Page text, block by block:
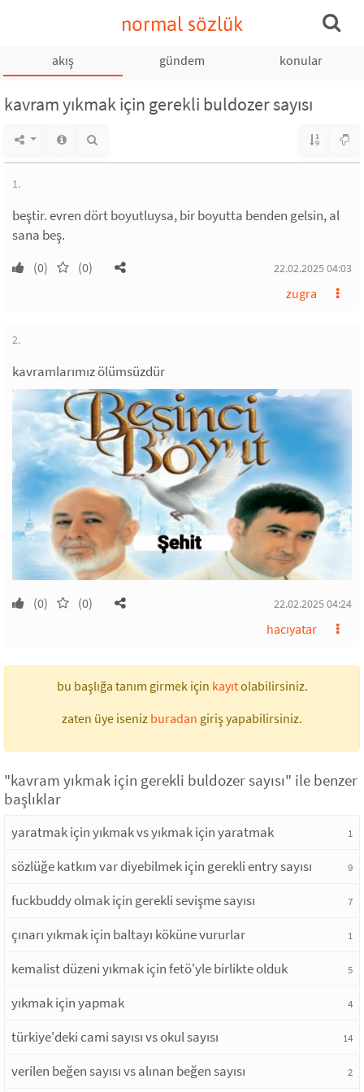
normal sözlük
akış gündem konular
kavram yıkmak için gerekli buldozer sayısı
1.
beştir. evren dört boyutluysa, bir boyutta benden gelsin, al
sana beş.
(0) (0) 22.02.2025 04:03
zugra
2.
kavramlarımız ölümsüzdür
(0) (0) 22.02.2025 04:24
hacıyatar
bu başlığa tanım girmek için kayıtolabilirsiniz.
zaten üye iseniz buradan giriş yapabilirsiniz.
"kavram yıkmak için gerekli buldozer sayısı" ile benzer
başlıklar
yaratmak için yıkmak vs yıkmak için yaratmak 1
sözlüğe katkım var diyebilmek için gerekli entry sayısı 9
fuckbuddy olmak için gerekli sevişme sayısı 7
çınarı yıkmak için baltayı köküne vururlar 1
kemalist düzeni yıkmak için fetö'yle birlikte olduk 5
yıkmak için yapmak 4
türkiye'deki cami sayısı vs okul sayısı 14
verilen beğen sayısı vs alınan beğen sayısı 2